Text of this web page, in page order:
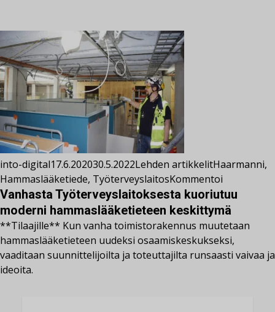
into-digital17.6.202030.5.2022Lehden artikkelitHaarmanni,
Hammaslääketiede, TyöterveyslaitosKommentoi
Vanhasta Työterveyslaitoksesta kuoriutuu
moderni hammaslääketieteen keskittymä
**Tilaajille** Kun vanha toimistorakennus muutetaan
hammaslääketieteen uudeksi osaamiskeskukseksi,
vaaditaan suunnittelijoilta ja toteuttajilta runsaasti vaivaa ja
ideoita.